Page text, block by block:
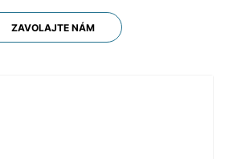
ZAVOLAJTE NÁM